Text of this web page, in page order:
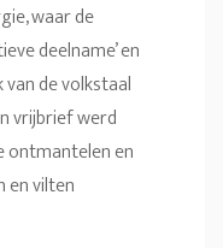
waar de
deelname’ en
de volkstaal
vrijbrief werd
ontmantelen en
vilten